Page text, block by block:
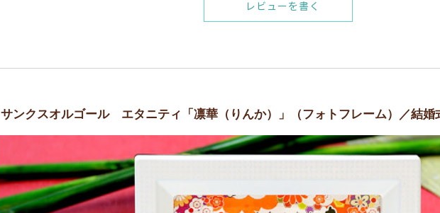
レビューを書く
サンクスオルゴール エタニティ「凛華（りんか）」（フォトフレーム）／結婚